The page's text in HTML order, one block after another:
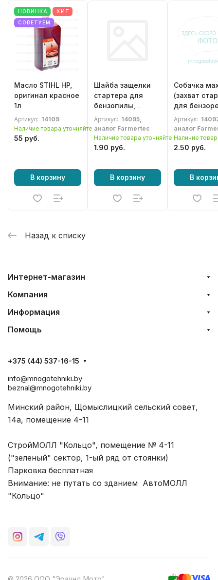
НОВИНКА
ХИТ
СОВЕТУЕМ
Масло STIHL HP,
оригинал красное
1л
Артикул: 14109
Наличие товара уточняйте
55 руб.
В корзину
Шайба защелки
стартера для
бензопилы,
бензотриммера,
бензореза STIHL
(00009580923)
Артикул: 14095,
аналог Farmertec
Наличие товара уточняйте
1.90 руб.
В корзину
Собачка
(захват
для
STIHL
TS420,
FS120,
FS400,
Артикул:
аналог
Наличие
2.50 руб.
В
Назад к списку
Интернет-магазин
Компания
Информация
Помощь
+375 (44) 537-16-15
info@mnogotehniki.by
beznal@mnogotehniki.by
Минский район, Щомыслицкий сельский совет,
14а, помещение 4-11
СтройМОЛЛ "Кольцо", помещение № 4-11
("зеленый" сектор, 1-ый ряд от стоянки)
Парковка бесплатная
Внимание: не путать со зданием АвтоМОЛЛ
"Кольцо"